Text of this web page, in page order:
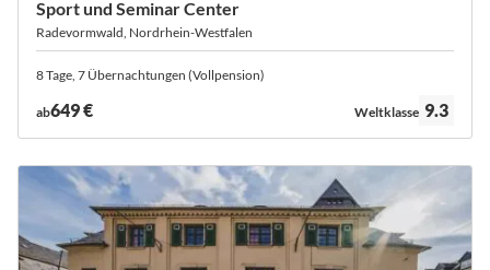
Sport und Seminar Center
Radevormwald, Nordrhein-Westfalen
8 Tage, 7 Übernachtungen (Vollpension)
ab649 € Bewertung:
Weltklasse 9.3